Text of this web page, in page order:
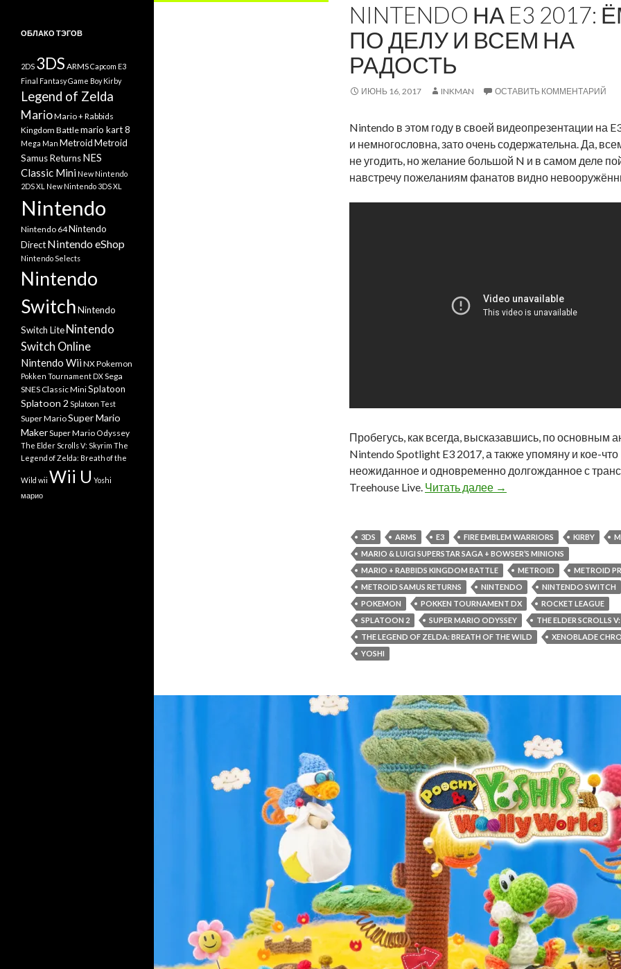
NINTENDO НА E3 2017:
ПО ДЕЛУ И ВСЕМ НА
РАДОСТЬ
ИЮНЬ 16, 2017 INKMAN ОСТАВИТЬ КОММЕНТАРИЙ
Nintendo в этом году в своей видеопрезентации на
и немногословна, зато очень содержательна. Да,
не угодить, но желание большой N и в самом деле
навстречу пожеланиям фанатов видно
Пробегусь, как всегда, высказавшись, по основным
Nintendo Spotlight E3 2017, а также упомяну и кое-что
неожиданное и одновременно долгожданное с
Treehouse Live. Читать далее Nintendo на E3 2017:
→
3DS ARMS E3 FIRE EMBLEM WARRIORS KIRBY
MARIO & LUIGI SUPERSTAR SAGA + BOWSER’S MINIONS
MARIO + RABBIDS KINGDOM BATTLE
METROID
METROID
METROID SAMUS RETURNS
NINTENDO
NINTENDO SWITCH
POKEMON
POKKEN TOURNAMENT DX
ROCKET LEAGUE
SPLATOON 2
SUPER MARIO ODYSSEY
THE ELDER SCROLLS
THE LEGEND OF ZELDA: BREATH OF THE WILD
XENOBLADE
YOSHI
ОБЛАКО ТЭГОВ
2DS 3DS ARMSCapcom E3
Final FantasyGame Boy Kirby
Legend of Zelda
MarioMario + Rabbids
Kingdom Battlemario kart 8
Mega Man MetroidMetroid
Samus ReturnsNES
Classic Mini New Nintendo
2DS XL New Nintendo 3DS XL
Nintendo
Nintendo 64Nintendo
DirectNintendo eShop
Nintendo Selects
Nintendo
SwitchNintendo
Switch LiteNintendo
Switch Online
Nintendo WiiNXPokemon
Pokken Tournament DXSega
SNES Classic MiniSplatoon
Splatoon 2 Splatoon Test
Super MarioSuper Mario
MakerSuper Mario Odyssey
The Elder Scrolls V: Skyrim The
Legend of Zelda: Breath of the
Wild wii Wii U Yoshi
марио